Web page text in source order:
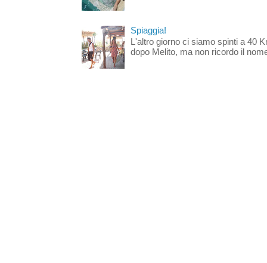
Spiaggia!
L'altro giorno ci siamo spinti a 40
dopo Melito, ma non ricordo il